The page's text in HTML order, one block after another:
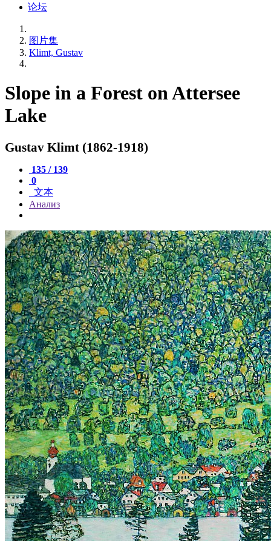
论坛
图片集
Klimt, Gustav
Slope in a Forest on Attersee
Lake
Gustav Klimt (1862-1918)
135 / 139
0
文本
Анализ